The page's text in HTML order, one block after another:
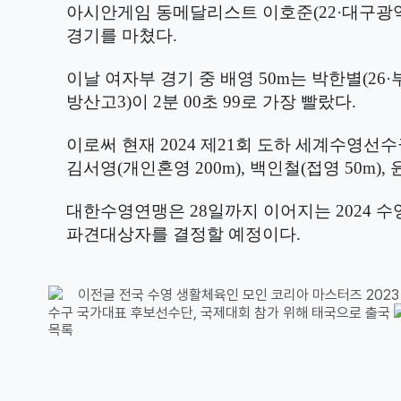
아시안게임 동메달리스트 이호준(22·대구광
경기를 마쳤다.
이날 여자부 경기 중 배영 50m는 박한별(26·
방산고3)이 2분 00초 99로 가장 빨랐다.
이로써 현재 2024 제 21 회 도하 세계수영선
김서영(개인혼영 200m), 백인철(접영 50m),
대한수영연맹은 28일까지 이어지는 2024 수
파견대상자를 결정할 예정이다.
이전글 전국 수영 생활체육인 모인 코리아 마스터즈
수구 국가대표 후보선수단, 국제대회 참가 위해 태국으로 출국
목록